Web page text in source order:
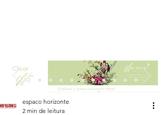
Clicar
espaco horizonte
2 min de leitura